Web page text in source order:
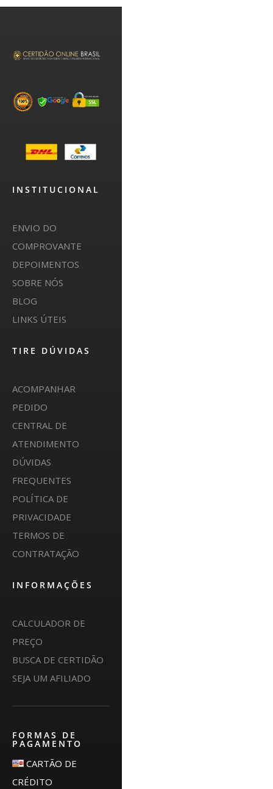
INSTITUCIONAL
ENVIO DO
COMPROVANTE
DEPOIMENTOS
SOBRE NÓS
BLOG
LINKS ÚTEIS
TIRE DÚVIDAS
ACOMPANHAR
PEDIDO
CENTRAL DE
ATENDIMENTO
DÚVIDAS
FREQUENTES
POLÍTICA DE
PRIVACIDADE
TERMOS DE
CONTRATAÇÃO
INFORMAÇÕES
CALCULADOR DE
PREÇO
BUSCA DE CERTIDÃO
SEJA UM AFILIADO
FORMAS DE
PAGAMENTO
CARTÃO DE
CRÉDITO